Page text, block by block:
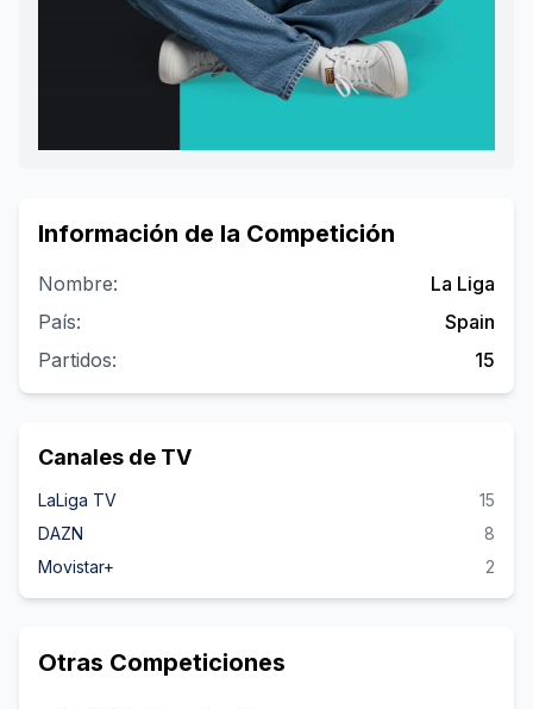
Información de la Competición
Nombre:
La Liga
País:
Spain
Partidos: 15
Canales de TV
LaLiga TV
15
DAZN
8
Movistar+
2
Otras Competiciones